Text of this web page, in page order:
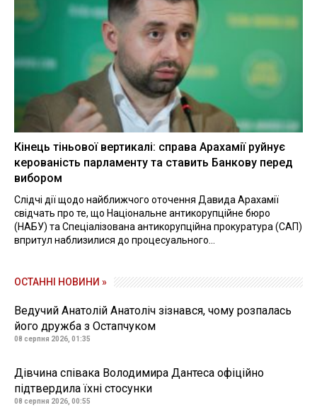
Кінець тіньової вертикалі: справа Арахамії руйнує
керованість парламенту та ставить Банкову перед
вибором
Слідчі дії щодо найближчого оточення Давида Арахамії
свідчать про те, що Національне антикорупційне бюро
(НАБУ) та Спеціалізована антикорупційна прокуратура (САП)
впритул наблизилися до процесуального...
ОСТАННІ НОВИНИ »
Ведучий Анатолій Анатоліч зізнався, чому розпалась
його дружба з Остапчуком
08 серпня 2026, 01:35
Дівчина співака Володимира Дантеса офіційно
підтвердила їхні стосунки
08 серпня 2026, 00:55